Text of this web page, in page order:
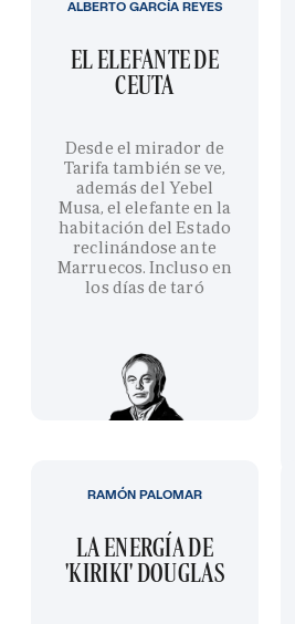
EL ELEFANTE DE
CEUTA
Desde el mirador de
Tarifa también se ve,
además del Yebel
Musa, el elefante en la
habitación del Estado
reclinándose ante
Marruecos. Incluso en
los días de taró
ALBERTO GARCÍA REYES
LA ENERGÍA DE
'KIRIKI' DOUGLAS
RAMÓN PALOMAR